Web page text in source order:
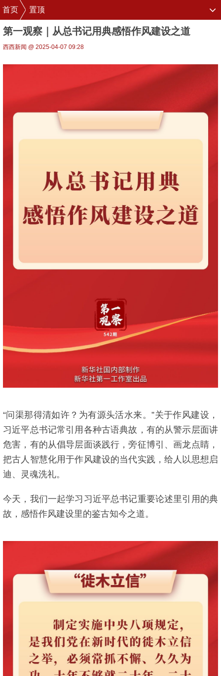
首页 置顶
第一观察｜从总书记用典感悟作风建设之道
西西新闻 @ 2025-04-07 09:28
“问渠那得清如许？为有源头活水来。”关于作风建设，
习近平总书记常引用各种古语典故，有的从警示层面讲
危害，有的从倡导层面谈践行，旁征博引、画龙点睛，
把古人智慧化用于作风建设的当代实践，给人以思想启
迪、灵魂洗礼。
今天，我们一起学习习近平总书记重要论述里引用的典
故，感悟作风建设里的鉴古知今之道。